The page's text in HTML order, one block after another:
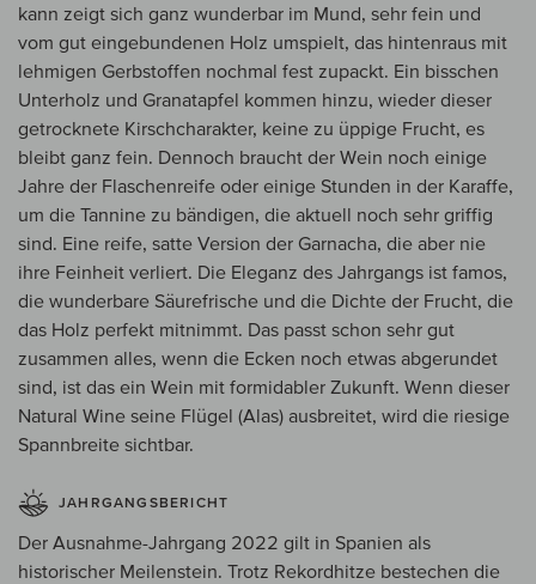
kann zeigt sich ganz wunderbar im Mund, sehr fein und
vom gut eingebundenen Holz umspielt, das hintenraus mit
lehmigen Gerbstoffen nochmal fest zupackt. Ein bisschen
Unterholz und Granatapfel kommen hinzu, wieder dieser
getrocknete Kirschcharakter, keine zu üppige Frucht, es
bleibt ganz fein. Dennoch braucht der Wein noch einige
Jahre der Flaschenreife oder einige Stunden in der Karaffe,
um die Tannine zu bändigen, die aktuell noch sehr griffig
sind. Eine reife, satte Version der Garnacha, die aber nie
ihre Feinheit verliert. Die Eleganz des Jahrgangs ist famos,
die wunderbare Säurefrische und die Dichte der Frucht, die
das Holz perfekt mitnimmt. Das passt schon sehr gut
zusammen alles, wenn die Ecken noch etwas abgerundet
sind, ist das ein Wein mit formidabler Zukunft. Wenn dieser
Natural Wine seine Flügel (Alas) ausbreitet, wird die riesige
Spannbreite sichtbar.
JAHRGANGSBERICHT
Der Ausnahme-Jahrgang 2022 gilt in Spanien als
historischer Meilenstein. Trotz Rekordhitze bestechen die